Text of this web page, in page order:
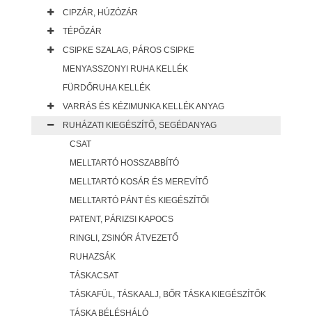
CIPZÁR, HÚZÓZÁR
TÉPŐZÁR
CSIPKE SZALAG, PÁROS CSIPKE
MENYASSZONYI RUHA KELLÉK
FÜRDŐRUHA KELLÉK
VARRÁS ÉS KÉZIMUNKA KELLÉK ANYAG
RUHÁZATI KIEGÉSZÍTŐ, SEGÉDANYAG
CSAT
MELLTARTÓ HOSSZABBÍTÓ
MELLTARTÓ KOSÁR ÉS MEREVÍTŐ
MELLTARTÓ PÁNT ÉS KIEGÉSZÍTŐI
PATENT, PÁRIZSI KAPOCS
RINGLI, ZSINÓR ÁTVEZETŐ
RUHAZSÁK
TÁSKACSAT
TÁSKAFÜL, TÁSKAALJ, BŐR TÁSKA KIEGÉSZÍTŐK
TÁSKA BÉLÉSHÁLÓ